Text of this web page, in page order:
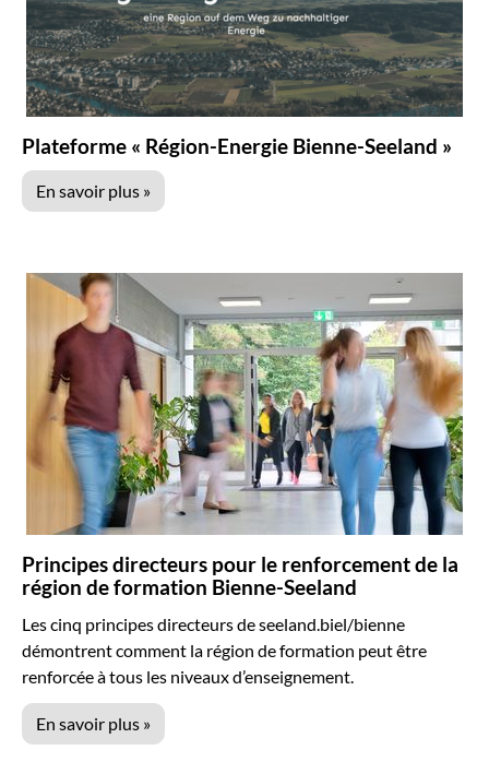
Plateforme « Région-Energie Bienne-Seeland »
En savoir plus »
Principes directeurs pour le renforcement de la
région de formation Bienne-Seeland
Les cinq principes directeurs de seeland.biel/bienne
démontrent comment la région de formation peut être
renforcée à tous les niveaux d’enseignement.
En savoir plus »